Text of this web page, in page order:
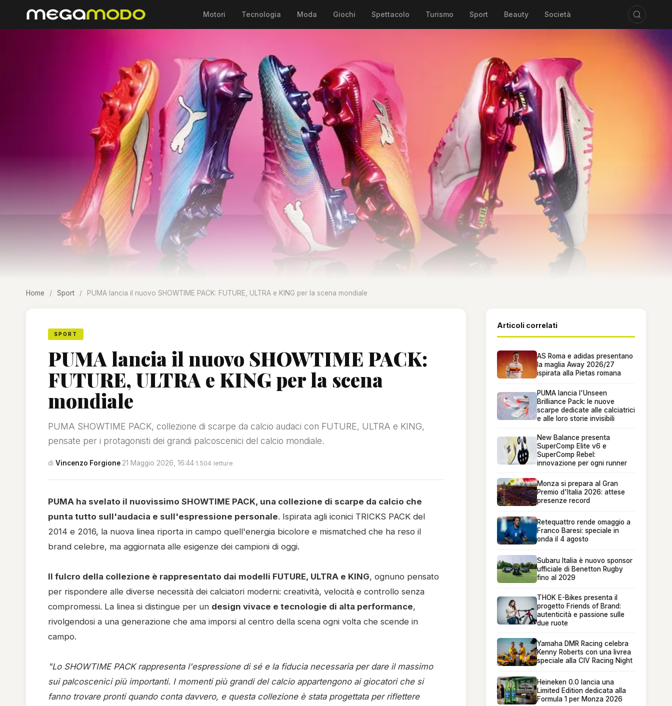
Motori Tecnologia Moda Giochi Spettacolo Turismo Sport Beauty Società
Home / Sport / PUMA lancia il nuovo SHOWTIME PACK: FUTURE, ULTRA e KING per la scena mondiale
SPORT
PUMA lancia il nuovo SHOWTIME PACK:
FUTURE, ULTRA e KING per la scena
mondiale
PUMA SHOWTIME PACK, collezione di scarpe da calcio audaci con FUTURE, ULTRA e KING,
pensate per i protagonisti dei grandi palcoscenici del calcio mondiale.
di Vincenzo Forgione·21 Maggio 2026, 16:44·1.504 letture
PUMA ha svelato il nuovissimo SHOWTIME PACK, una collezione di scarpe da calcio che
punta tutto sull'audacia e sull'espressione personale. Ispirata agli iconici TRICKS PACK del
2014 e 2016, la nuova linea riporta in campo quell'energia bicolore e mismatched che ha reso il
brand celebre, ma aggiornata alle esigenze dei campioni di oggi.
Il fulcro della collezione è rappresentato dai modelli FUTURE, ULTRA e KING, ognuno pensato
per rispondere alle diverse necessità dei calciatori moderni: creatività, velocità e controllo senza
compromessi. La linea si distingue per un design vivace e tecnologie di alta performance,
rivolgendosi a una generazione che ama imporsi al centro della scena ogni volta che scende in
campo.
"Lo SHOWTIME PACK rappresenta l'espressione di sé e la fiducia necessaria per dare il massimo
sui palcoscenici più importanti. I momenti più grandi del calcio appartengono ai giocatori che si
fanno trovare pronti quando conta davvero, e questa collezione è stata progettata per riflettere
Articoli correlati
AS Roma e adidas presentano
la maglia Away 2026/27
ispirata alla Pietas romana
PUMA lancia l'Unseen
Brilliance Pack: le nuove
scarpe dedicate alle calciatrici
e alle loro storie invisibili
New Balance presenta
SuperComp Elite v6 e
SuperComp Rebel:
innovazione per ogni runner
Monza si prepara al Gran
Premio d'Italia 2026: attese
presenze record
Retequattro rende omaggio a
Franco Baresi: speciale in
onda il 4 agosto
Subaru Italia è nuovo sponsor
ufficiale di Benetton Rugby
fino al 2029
THOK E-Bikes presenta il
progetto Friends of Brand:
autenticità e passione sulle
due ruote
Yamaha DMR Racing celebra
Kenny Roberts con una livrea
speciale alla CIV Racing Night
Heineken 0.0 lancia una
Limited Edition dedicata alla
Formula 1 per Monza 2026